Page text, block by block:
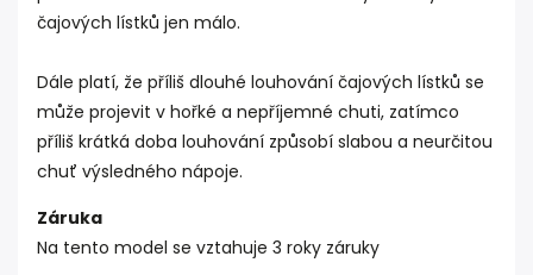
čajových lístků jen málo.
Dále platí, že příliš dlouhé louhování čajových lístků se
může projevit v hořké a nepříjemné chuti, zatímco
příliš krátká doba louhování způsobí slabou a neurčitou
chuť výsledného nápoje.
Záruka
Na tento model se vztahuje 3 roky záruky